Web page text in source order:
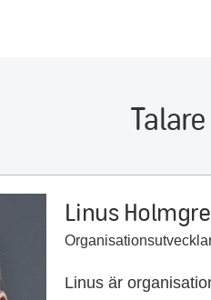
Talare
Linus
Linus är